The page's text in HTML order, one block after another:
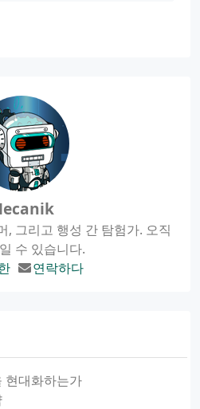
, 그리고 행성 간 탐험가. 오직
수 있습니다.
연락하다
현대화하는가